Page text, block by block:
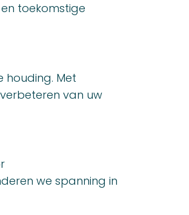
toekomstige
houding. Met
van uw
we spanning in